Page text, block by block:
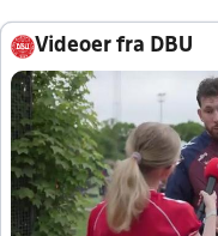
Videoer fra DBU